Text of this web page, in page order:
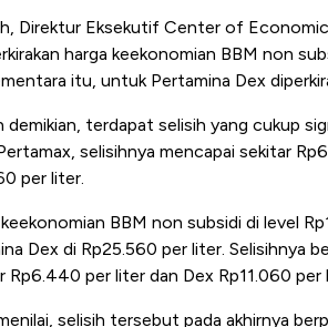
Direktur Eksekutif Center of
harga keekonomian BBM non
itu, untuk Pertamina Dex
demikian, terdapat selisih yang cukup
selisihnya mencapai sekitar
per liter.
BBM non subsidi di level
Dex di Rp25.560 per liter. Selisihnya
Rp6.440 per liter dan Dex Rp11.060 per
selisih tersebut pada akhirnya